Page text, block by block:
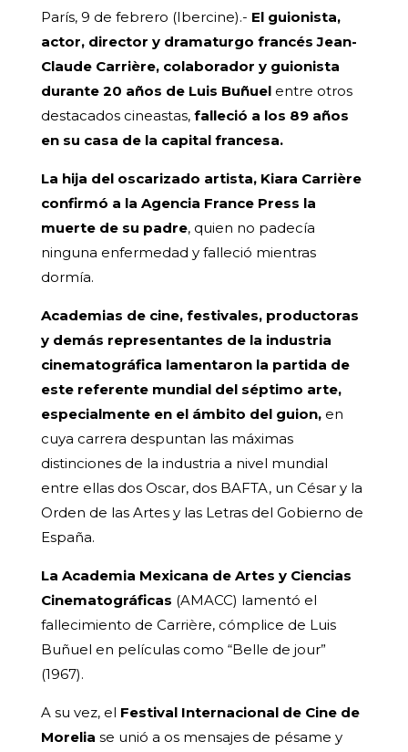
París, 9 de febrero (Ibercine).- El guionista,
actor, director y dramaturgo francés Jean-
Claude Carrière, colaborador y guionista
durante 20 años de Luis Buñuelentre otros
destacados cineastas, falleció a los 89 años
en su casa de la capital francesa.
La hija del oscarizado artista, Kiara Carrière
confirmó a la Agencia France Press la
muerte de su padre, quien no padecía
ninguna enfermedad y falleció mientras
dormía.
Academias de cine, festivales, productoras
y demás representantes de la industria
cinematográfica lamentaron la partida de
este referente mundial del séptimo arte,
especialmente en el ámbito del guion,en
cuya carrera despuntan las máximas
distinciones de la industria a nivel mundial
entre ellas dos Oscar, dos BAFTA, un César y la
Orden de las Artes y las Letras del Gobierno de
España.
La Academia Mexicana de Artes y Ciencias
Cinematográficas (AMACC) lamentó el
fallecimiento de Carrière, cómplice de Luis
Buñuel en películas como “Belle de jour”
(1967).
A su vez, el Festival Internacional de Cine de
Morelia se unió a os mensajes de pésame y